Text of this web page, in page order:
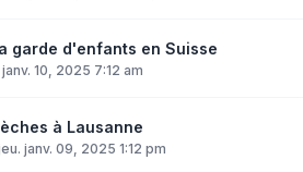
garde d'enfants en Suisse
10, 2025 7:12 am
à Lausanne
janv. 09, 2025 1:12 pm